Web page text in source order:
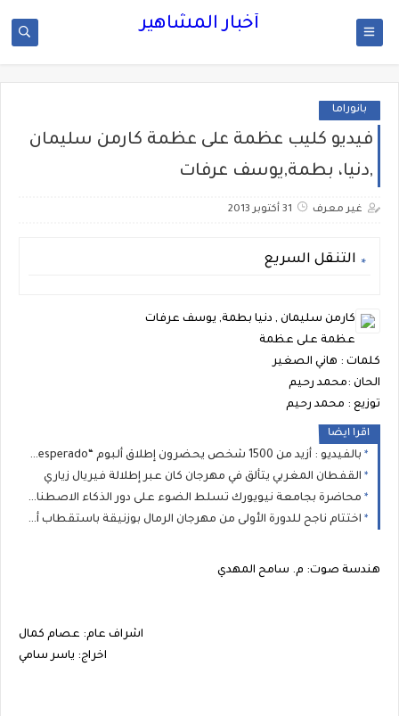
أخبار المشاهير
بانوراما
فيديو كليب عظمة على عظمة كارمن سليمان
,دنيا، بطمة,يوسف عرفات
غير معرف 31 أكتوبر 2013
التنقل السريع
كارمن سليمان , دنيا بطمة, يوسف عرفات
عظمة على عظمة
كلمات : هاني الصغير
الحان :محمد رحيم
توزيع : محمد رحيم
اقرا ايضا
بالفيديو : أزيد من 1500 شخص يحضرون إطلاق ألبوم “Desperado” لـ STORMY
القفطان المغربي يتألق في مهرجان كان عبر إطلالة فيريال زياري
محاضرة بجامعة نيويورك تسلط الضوء على دور الذكاء الاصطناعي في نشر الكراهية
اختتام ناجح للدورة الأولى من مهرجان الرمال بوزنيقة باستقطاب أزيد من 80 ألف متفرج خلال يومين
هندسة صوت: م. سامح المهدي
اشراف عام: عصام كمال
اخراج: ياسر سامي